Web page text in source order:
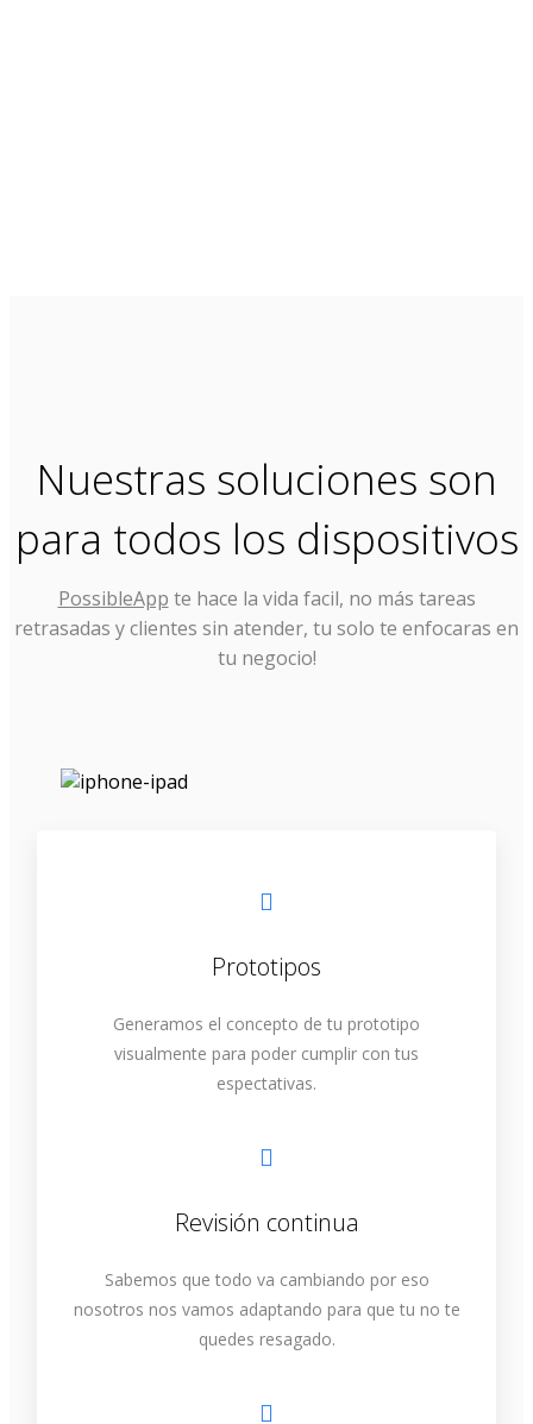
Nuestras soluciones son
para todos los dispositivos
PossibleApp te hace la vida facil, no más tareas
retrasadas y clientes sin atender, tu solo te enfocaras en
tu negocio!
Prototipos
Generamos el concepto de tu prototipo
visualmente para poder cumplir con tus
espectativas.
Revisión continua
Sabemos que todo va cambiando por eso
nosotros nos vamos adaptando para que tu no te
quedes resagado.